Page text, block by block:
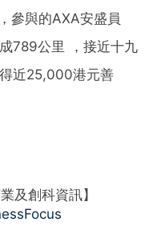
參與的AXA安盛 員
789公里 ，接近十九
近25,000港元善
及創科資訊】